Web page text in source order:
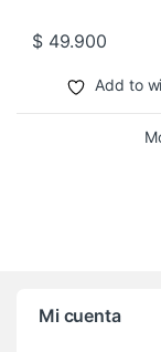
$49.900
Add to
Mi cuenta